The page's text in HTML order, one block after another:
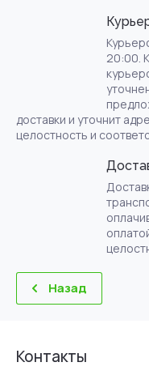
20:00.
доставки и уточнит
целостность и
Назад
Контакты